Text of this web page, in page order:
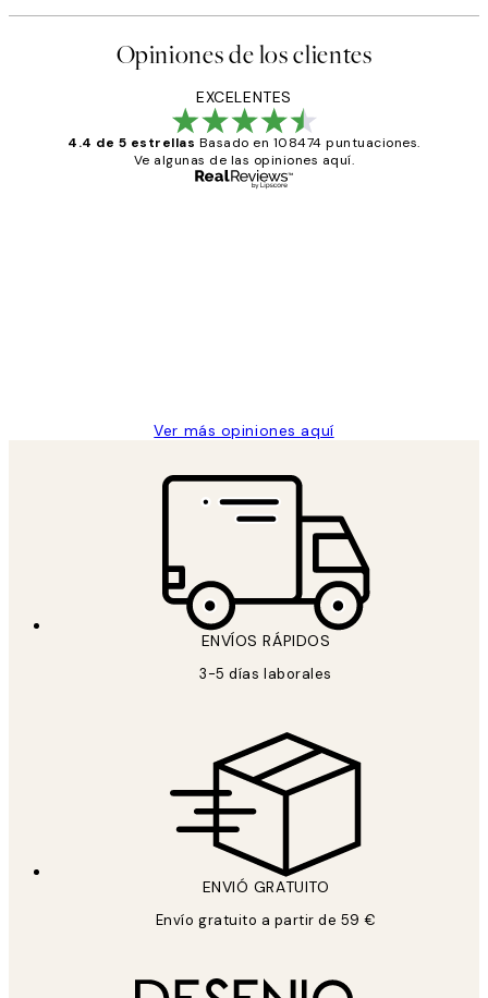
Opiniones de los clientes
EXCELENTES
4.4 de 5 estrellas Basado en 108474 puntuaciones.
Ve algunas de las opiniones aquí.
Ver más opiniones aquí
ENVÍOS RÁPIDOS
3-5 días laborales
ENVIÓ GRATUITO
Envío gratuito a partir de 59 €